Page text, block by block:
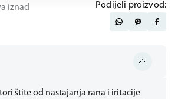
štite od nastajanja rana i iritacije
iznad
Podijeli proizvod: